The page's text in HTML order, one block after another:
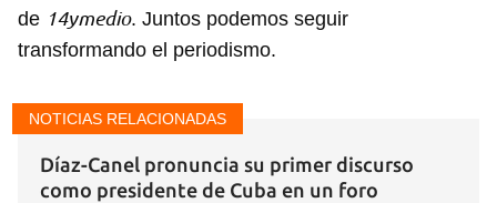
de 14ymedio. Juntos podemos seguir
transformando el periodismo.
NOTICIAS RELACIONADAS
Díaz-Canel pronuncia su primer discurso
como presidente de Cuba en un foro